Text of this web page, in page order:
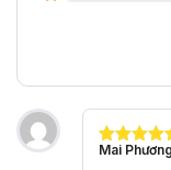
Được xếp
Mai Phương